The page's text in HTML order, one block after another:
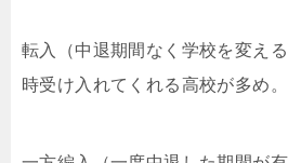
転入（中退期間なく学校を変え
時受け入れてくれる高校が多め。